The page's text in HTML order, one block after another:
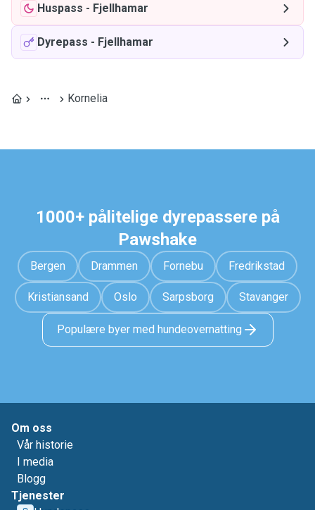
Huspass - Fjellhamar
Dyrepass - Fjellhamar
Kornelia
1000+ pålitelige dyrepassere på
Pawshake
Bergen Drammen Fornebu Fredrikstad
Kristiansand Oslo Sarpsborg Stavanger
Populære byer med hundeovernatting
Om oss
Vår historie
I media
Blogg
Tjenester